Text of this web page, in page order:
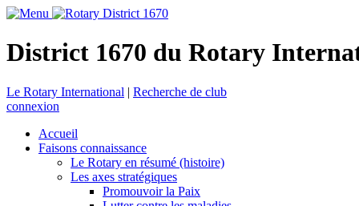
District 1670 du Rotary
Le Rotary International | Recherche de club
connexion
Accueil
Faisons connaissance
Le Rotary en résumé (histoire)
Les axes stratégiques
Promouvoir la Paix